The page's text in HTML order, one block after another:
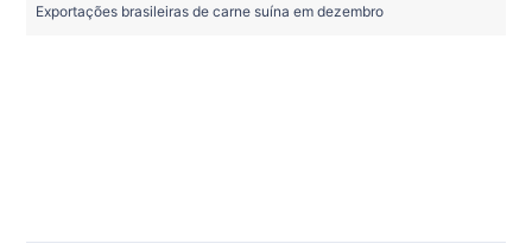
Exportações brasileiras de carne suína em dezembro